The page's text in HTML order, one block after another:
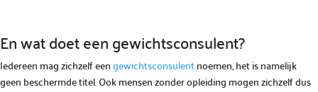
En wat doet een gewichtsconsulent?
Iedereen mag zichzelf eengewichtsconsulentnoemen, het is namelijk
geen beschermde titel. Ook mensen zonder opleiding mogen zichzelf dus